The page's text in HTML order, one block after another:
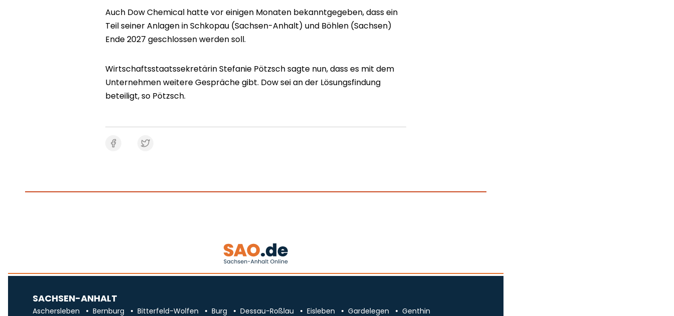
Auch Dow Chemical hatte vor einigen Monaten bekanntgegeben, dass ein
Teil seiner Anlagen in Schkopau (Sachsen-Anhalt) und Böhlen (Sachsen)
Ende 2027 geschlossen werden soll.
Wirtschaftsstaatssekretärin Stefanie Pötzsch sagte nun, dass es mit dem
Unternehmen weitere Gespräche gibt. Dow sei an der Lösungsfindung
beteiligt, so Pötzsch.
SACHSEN-ANHALT
Aschersleben Bernburg Bitterfeld-Wolfen Burg Dessau-Roßlau Eisleben Gardelegen Genthin